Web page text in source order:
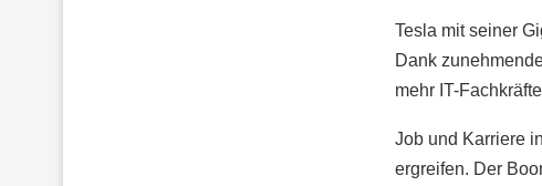
Tesla mit seiner
Dank
mehr IT-
Job und Karriere
ergreifen. Der